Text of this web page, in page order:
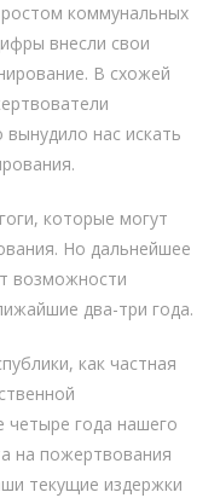
коммунальных
внесли свои
В схожей
нас искать
которые могут
Но дальнейшее
возможности
два-три года.
как частная
четыре года нашего
на пожертвования
текущие издержки